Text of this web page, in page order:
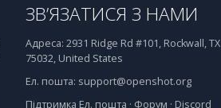
ЗВ’ЯЗАТИСЯ З НАМИ
Адреса: 2931 Ridge Rd #101, Rockwall, TX
75032, United States
Ел. пошта: support@openshot.org
Підтримка Ел. пошта · Форум · Discord